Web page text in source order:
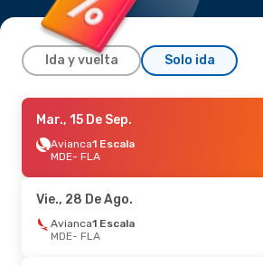
Ida y vuelta Solo ida
Mar., 25 De Ago.
Avianca1 Escala
MDE- FLA
FLA- MDE
Mié., 16 De Sep.- Dom., 20 De Sep.
Mar., 15 De Sep.
Avianca1 Escala
MDE- FLA
Vie., 28 De Ago.
Avianca1 Escala
MDE- FLA